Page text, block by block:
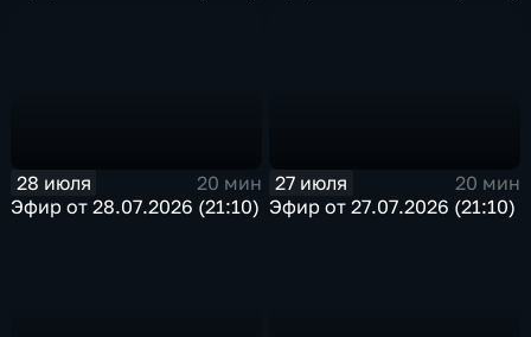
28 июля
20 мин
Эфир от 28.07.2026 (21:10)
27 июля
20 мин
Эфир от 27.07.2026 (21:10)